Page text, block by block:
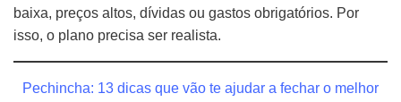
baixa, preços altos, dívidas ou gastos obrigatórios. Por
isso, o plano precisa ser realista.
Pechincha: 13 dicas que vão te ajudar a fechar o melhor